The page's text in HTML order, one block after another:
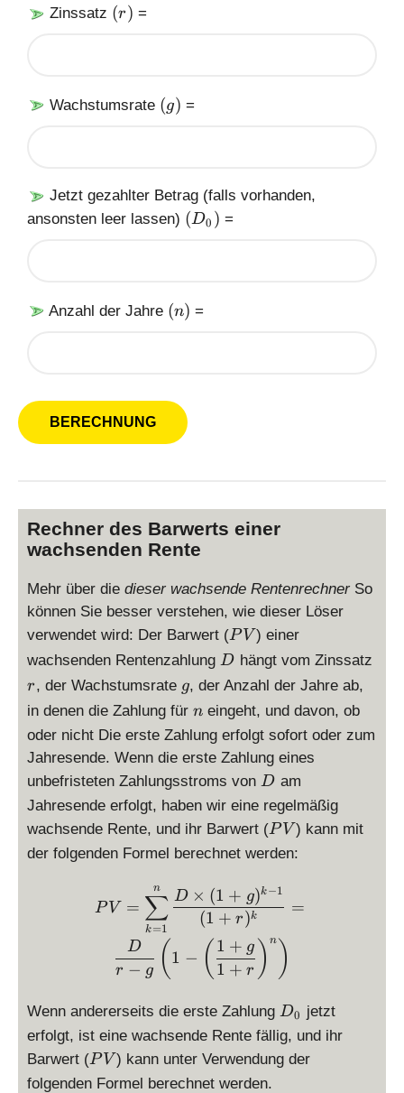
Zinssatz (
(r) =
Wachstumsrate (
(g) =
Jetzt gezahlter Betrag (falls vorhanden,
ansonsten leer lassen) (
(D0 ) =
Anzahl der Jahre (
(n) =
Rechner des Barwerts einer
wachsenden Rente
Mehr über die dieser wachsende Rentenrechner So
können Sie besser verstehen, wie dieser Löser
verwendet wird: Der Barwert (P
V
PV ) einer
wachsenden Rentenzahlung D
D hängt vom Zinssatz
r, der Wachstumsrate g
g, der Anzahl der Jahre ab,
in denen die Zahlung für n
n eingeht, und davon, ob
oder nicht Die erste Zahlung erfolgt sofort oder zum
Jahresende. Wenn die erste Zahlung eines
unbefristeten Zahlungsstroms von D
D am
Jahresende erfolgt, haben wir eine regelmäßig
wachsende Rente, und ihr Barwert (P
V
PV ) kann mit
der folgenden Formel berechnet werden:
PV = \displaystyle
PV =
k=1
∑
n
(1 + r)k
D × (1 + g)k−1
=
r − g
D ( 1 − ( 1 + r
1 + g ) n )
Wenn andererseits die erste Zahlung D
_
0
D0 jetzt
erfolgt, ist eine wachsende Rente fällig, und ihr
Barwert (P
V
PV ) kann unter Verwendung der
folgenden Formel berechnet werden.